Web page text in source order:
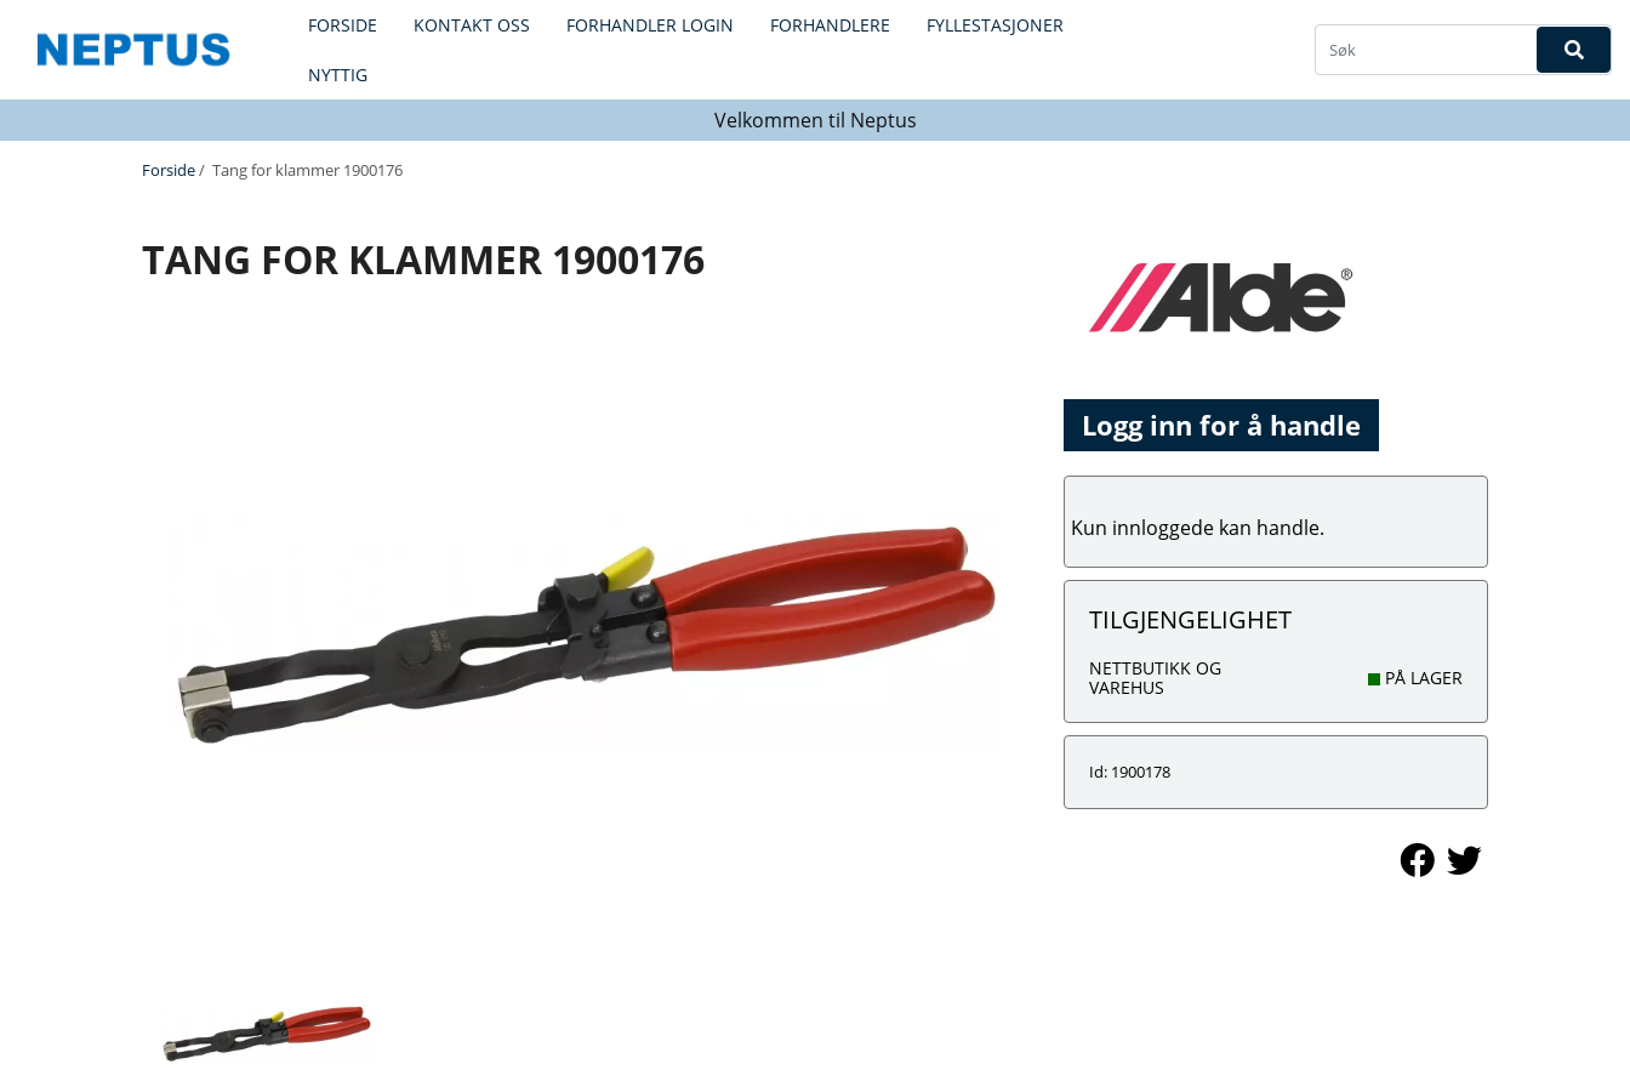
FORSIDE KONTAKT OSS FORHANDLER LOGIN FORHANDLERE FYLLESTASJONER
NYTTIG
Velkommen til Neptus
Forside/ Tang for klammer 1900176
TANG FOR KLAMMER 1900176
Logg inn for å handle
Kun innloggede kan handle.
TILGJENGELIGHET
NETTBUTIKK OG
VAREHUS
PÅ LAGER
Id: 1900178